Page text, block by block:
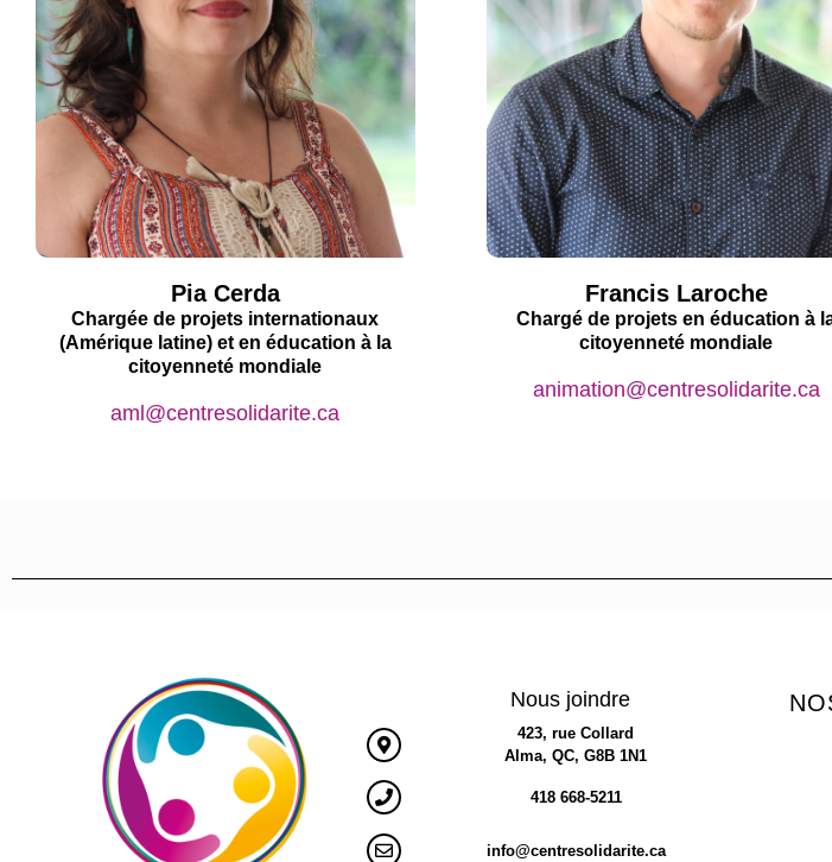
Pia Cerda
Chargée de projets internationaux
(Amérique latine) et en éducation à la
citoyenneté mondiale
aml@centresolidarite.ca
Francis Laroche
Chargé de projets en éducation à
citoyenneté mondiale
animation@centresolidarite.ca
Nous joindre
423, rue Collard
Alma, QC, G8B 1N1
418 668-5211
info@centresolidarite.ca